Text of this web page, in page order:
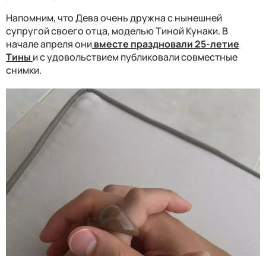
Напомним, что Дева очень дружна с нынешней
супругой своего отца, моделью Тиной Кунаки. В
начале апреля онивместе праздновали 25-летие
Тины и с удовольствием публиковали совместные
снимки.